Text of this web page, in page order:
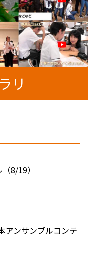
リ
8/19）
ンサンブルコンテ